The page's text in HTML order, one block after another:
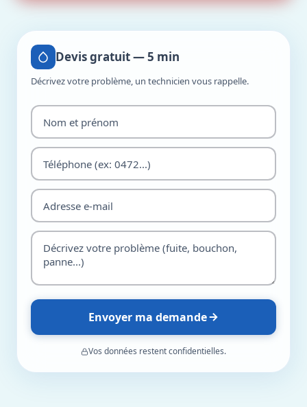
Devis gratuit — 5 min
Décrivez votre problème, un technicien vous rappelle.
Envoyer ma demande
Vos données restent confidentielles.